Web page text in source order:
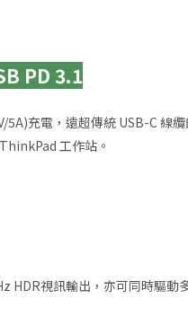
PD 3.1
充電，遠超傳統 USB-C 線纜
工作站。
視訊輸出，亦可同時驅動